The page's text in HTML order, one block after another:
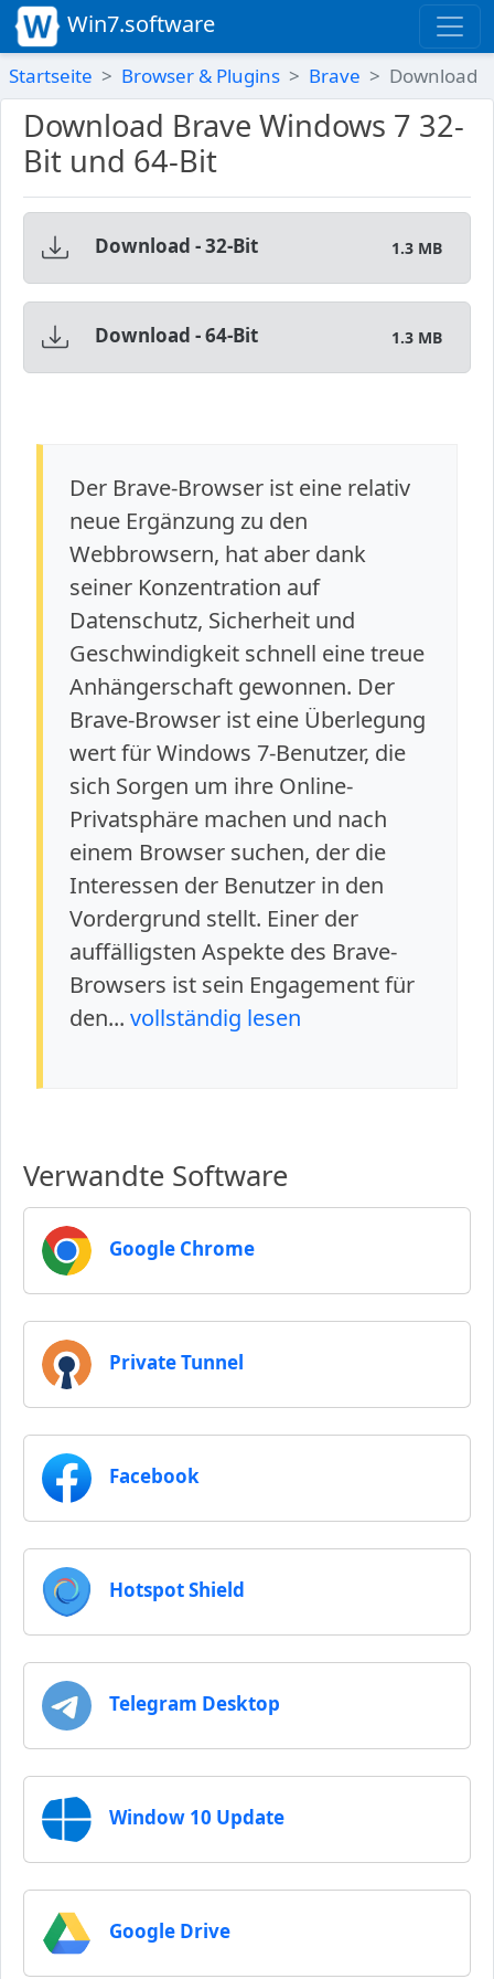
Win7.software
Startseite Browser & Plugins Brave Download
Download Brave Windows 7 32-
Bit und 64-Bit
Download - 32-Bit 1.3 MB
Download - 64-Bit 1.3 MB
Der Brave-Browser ist eine relativ
neue Ergänzung zu den
Webbrowsern, hat aber dank
seiner Konzentration auf
Datenschutz, Sicherheit und
Geschwindigkeit schnell eine treue
Anhängerschaft gewonnen. Der
Brave-Browser ist eine Überlegung
wert für Windows 7-Benutzer, die
sich Sorgen um ihre Online-
Privatsphäre machen und nach
einem Browser suchen, der die
Interessen der Benutzer in den
Vordergrund stellt. Einer der
auffälligsten Aspekte des Brave-
Browsers ist sein Engagement für
den... vollständig lesen
Verwandte Software
Google Chrome
Private Tunnel
Facebook
Hotspot Shield
Telegram Desktop
Window 10 Update
Google Drive